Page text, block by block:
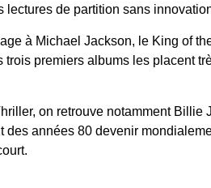
lectures de partition sans
à Michael Jackson, le King of
premiers albums les placent
on retrouve notamment Billie
des années 80 devenir